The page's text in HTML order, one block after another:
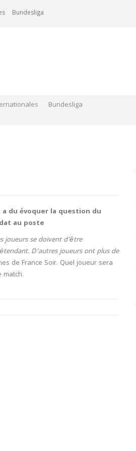
Bundesliga
Bundesliga
du évoquer la question du
au poste
joueurs se doivent d’être
D’autres joueurs ont plus de
de France Soir. Quel joueur sera